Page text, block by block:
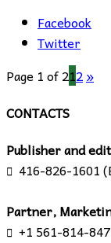
Facebook
Twitter
Page 1 of 212»
CONTACTS
Publisher and
 416-826-1601
Partner,
 +1 561-814-